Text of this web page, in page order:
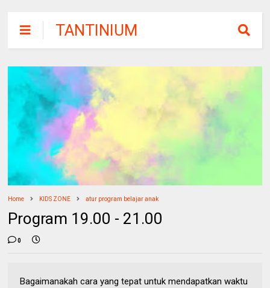
TANTINIUM
Home KIDS ZONE atur program belajar anak
Program 19.00 - 21.00
0
Bagaimanakah cara yang tepat untuk mendapatkan waktu